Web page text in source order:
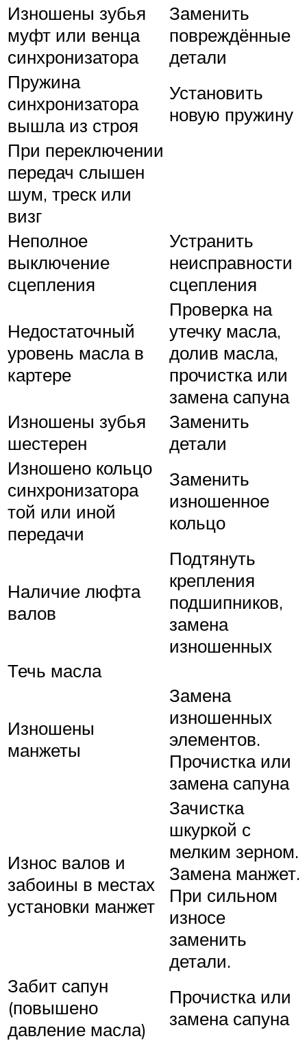
Изношены зубья
муфт или венца
синхронизатора
Заменить
повреждённые
детали
Пружина
синхронизатора
вышла из строя
Установить
новую пружину
При переключении
передач слышен
шум, треск или
визг
Неполное
выключение
сцепления
Устранить
неисправности
сцепления
Недостаточный
уровень масла в
картере
Проверка на
утечку масла,
долив масла,
прочистка или
замена сапуна
Изношены зубья
шестерен
Заменить
детали
Изношено кольцо
синхронизатора
той или иной
передачи
Заменить
изношенное
кольцо
Наличие люфта
валов
Подтянуть
крепления
подшипников,
замена
изношенных
Течь масла
Изношены
манжеты
Замена
изношенных
элементов.
Прочистка или
замена сапуна
Износ валов и
забоины в местах
установки манжет
Зачистка
шкуркой с
мелким зерном.
Замена манжет.
При сильном
износе
заменить
детали.
Забит сапун
(повышено
давление масла)
Прочистка или
замена сапуна